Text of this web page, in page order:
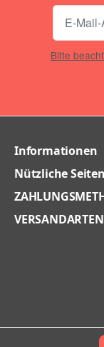
Bitte
Informationen
Nützliche Seiten
VERSANDARTEN